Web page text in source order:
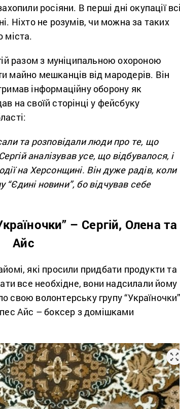
росіяни. В перші дні окупації
Ніхто не розумів, чи можна за таких
міста.
разом з муніципальною охороною
майно мешканців від мародерів. Він
інформаційну оборону як
на своїй сторінці у фейсбуку
та розповідали люди про те, що
аналізував усе, що відбувалося, і
на Херсонщині. Він дуже радів, коли
новини”, бо відчував себе
– Сергій, Олена та
Айс
які просили придбати продукти та
все необхідне, вони надсилали йому
свою волонтерську групу
Айс – боксер з домішками